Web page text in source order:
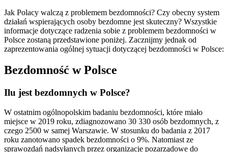
Jak Polacy walczą z problemem bezdomności? Czy obecny system
działań wspierających osoby bezdomne jest skuteczny? Wszystkie
informacje dotyczące radzenia sobie z problemem bezdomności w
Polsce zostaną przedstawione poniżej. Zacznijmy jednak od
zaprezentowania ogólnej sytuacji dotyczącej bezdomności w Polsce:
Bezdomność w Polsce
Ilu jest bezdomnych w Polsce?
W ostatnim ogólnopolskim badaniu bezdomności, które miało
miejsce w 2019 roku, zdiagnozowano 30 330 osób bezdomnych, z
czego 2500 w samej Warszawie. W stosunku do badania z 2017
roku zanotowano spadek bezdomności o 9%. Natomiast ze
sprawozdań nadsyłanych przez organizacje pozarządowe do